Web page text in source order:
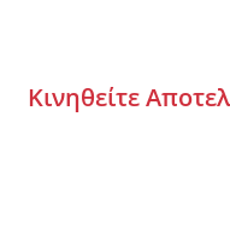
Κινηθείτε